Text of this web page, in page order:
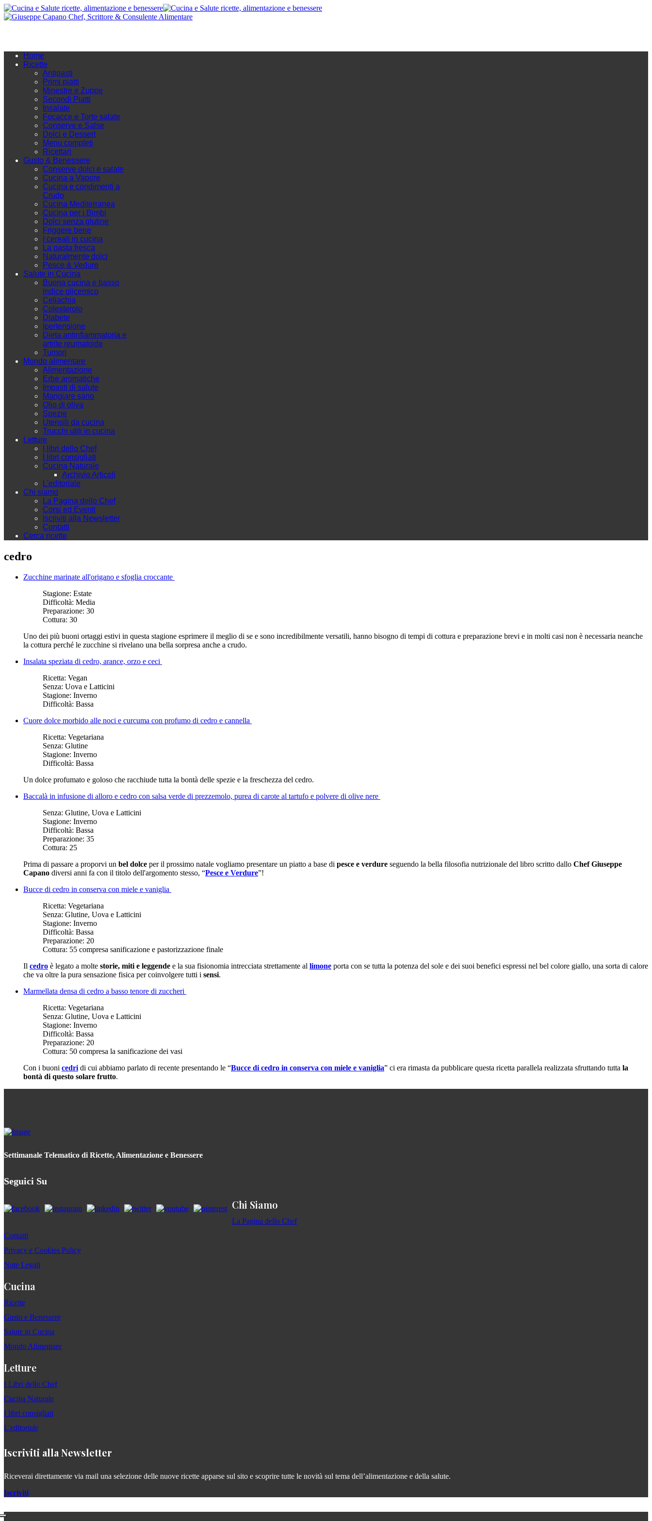
Home
Ricette
Antipasti
Primi piatti
Minestre e Zuppe
Secondi Piatti
Insalate
Focacce e Torte salate
Conserve e Salse
Dolci e Dessert
Menu completi
Ricettari
Gusto & Benessere
Conserve dolci e salate
Cucina a Vapore
Cucina e condimenti a
Crudo
Cucina Mediterranea
Cucina per i Bimbi
Dolci senza glutine
Friggere bene
I cereali in cucina
La pasta fresca
Naturalmente dolci
Pesce & Vedure
Salute in Cucina
Buona cucina e basso
indice glicemico
Celiachia
Colesterolo
Diabete
Ipertensione
Dieta antinfiammatoria e
artrite reumatoide
Tumori
Mondo alimentare
Alimentazione
Erbe aromatiche
Impasti di salute
Mangiare sano
Olio di oliva
Spezie
Utensili da cucina
Trucchi utili in cucina
Letture
I libri dello Chef
I libri consigliati
Cucina Naturale
Archivio Articoli
L'editoriale
Chi siamo
La Pagina dello Chef
Corsi ed Eventi
Iscriviti alla Newsletter
Contatti
Cerca ricette
cedro
Zucchine marinate all'origano e sfoglia croccante
Stagione: Estate
Difficoltà: Media
Preparazione: 30
Cottura: 30
Uno dei più buoni ortaggi estivi in questa stagione esprimere il meglio di se e sono incredibilmente versatili, hanno bisogno di tempi di cottura e preparazione brevi e in molti casi non è necessaria neanche
la cottura perché le zucchine si rivelano una bella sorpresa anche a crudo.
Insalata speziata di cedro, arance, orzo e ceci
Ricetta: Vegan
Senza: Uova e Latticini
Stagione: Inverno
Difficoltà: Bassa
Cuore dolce morbido alle noci e curcuma con profumo di cedro e cannella
Ricetta: Vegetariana
Senza: Glutine
Stagione: Inverno
Difficoltà: Bassa
Un dolce profumato e goloso che racchiude tutta la bontà delle spezie e la freschezza del cedro.
Baccalà in infusione di alloro e cedro con salsa verde di prezzemolo, purea di carote al tartufo e polvere di olive nere
Senza: Glutine, Uova e Latticini
Stagione: Inverno
Difficoltà: Bassa
Preparazione: 35
Cottura: 25
Prima di passare a proporvi un bel dolce per il prossimo natale vogliamo presentare un piatto a base di pesce e verdure seguendo la bella filosofia nutrizionale del libro scritto dallo Chef Giuseppe
Capano diversi anni fa con il titolo dell'argomento stesso, “Pesce e Verdure”!
Bucce di cedro in conserva con miele e vaniglia
Ricetta: Vegetariana
Senza: Glutine, Uova e Latticini
Stagione: Inverno
Difficoltà: Bassa
Preparazione: 20
Cottura: 55 compresa sanificazione e pastorizzazione finale
Il cedro è legato a molte storie, miti e leggende e la sua fisionomia intrecciata strettamente al limone porta con se tutta la potenza del sole e dei suoi benefici espressi nel bel colore giallo, una sorta di calore
che va oltre la pura sensazione fisica per coinvolgere tutti i sensi.
Marmellata densa di cedro a basso tenore di zuccheri
Ricetta: Vegetariana
Senza: Glutine, Uova e Latticini
Stagione: Inverno
Difficoltà: Bassa
Preparazione: 20
Cottura: 50 compresa la sanificazione dei vasi
Con i buoni cedri di cui abbiamo parlato di recente presentando le “Bucce di cedro in conserva con miele e vaniglia” ci era rimasta da pubblicare questa ricetta parallela realizzata sfruttando tutta la
bontà di questo solare frutto.
Settimanale Telematico di Ricette, Alimentazione e Benessere
Seguici Su
Chi Siamo
La Pagina dello Chef
Contatti
Privacy e Cookies Policy
Note Legali
Cucina
Ricette
Gusto e Benessere
Salute in Cucina
Mondo Alimentare
Letture
I Libri dello Chef
Cucina Naturale
I libri consigliati
L'editoriale
Iscriviti alla Newsletter
Riceverai direttamente via mail una selezione delle nuove ricette apparse sul sito e scoprire tutte le novità sul tema dell’alimentazione e della salute.
Iscriviti